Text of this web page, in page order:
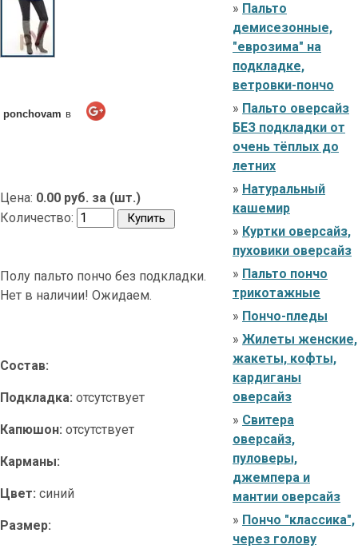
ponchovam в
Цена: 0.00 руб. за (шт.)
Количество:
Полу пальто пончо без подкладки.
Нет в наличии! Ожидаем.
Состав:
Подкладка: отсутствует
Капюшон: отсутствует
Карманы:
Цвет: синий
Размер:
» Пальто
демисезонные,
"еврозима" на
подкладке,
ветровки-пончо
» Пальто оверсайз
БЕЗ подкладки от
очень тёплых до
летних
» Натуральный
кашемир
» Куртки оверсайз,
пуховики оверсайз
» Пальто пончо
трикотажные
» Пончо-пледы
» Жилеты женские,
жакеты, кофты,
кардиганы
оверсайз
» Свитера
оверсайз,
пуловеры,
джемпера и
мантии оверсайз
» Пончо "классика",
через голову